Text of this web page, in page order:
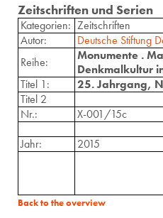
Zeitschriften und Serien
Kategorien: Zeitschriften
Autor:
Deutsche Stiftung
Reihe:
Monumente .
Denkmalkultur
Titel 1:
25. Jahrgang,
Titel 2
Nr.:
X-001/15c
Jahr:
2015
Back to the overview